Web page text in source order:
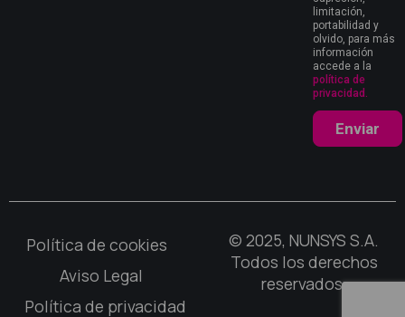
limitación,
portabilidad y
olvido, para más
información
accede a la
política de
privacidad.
Enviar
© 2025, NUNSYS S.A.
Todos los derechos
reservados.
Política de cookies
Aviso Legal
Política de privacidad